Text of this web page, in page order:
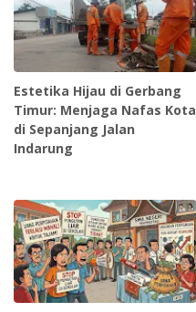
Estetika Hijau di Gerbang
Timur: Menjaga Nafas Kota
di Sepanjang Jalan
Indarung